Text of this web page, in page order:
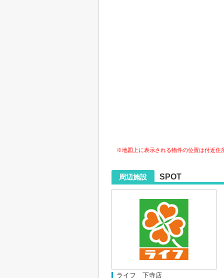
※地図上に表示される物件の位置は付近住
周辺施設 SPOT
ライフ 下寺店